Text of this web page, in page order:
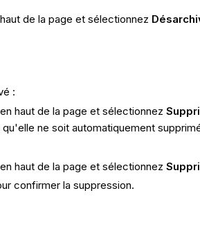
de la page et sélectionnez
:
en haut de la page et sélectionnez
ne soit automatiquement
en haut de la page et sélectionnez
confirmer la suppression.